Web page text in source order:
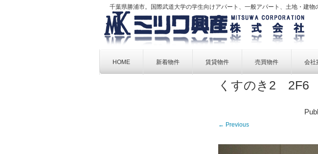
千葉県勝浦市。国際武道大学の学生向けアパート、一般アパート、土地・建物
contentHOME 新着物件 賃貸物件
賃貸物件一覧
売買物件
売買物件一覧
会社
くすのき2 2F6
← Previous